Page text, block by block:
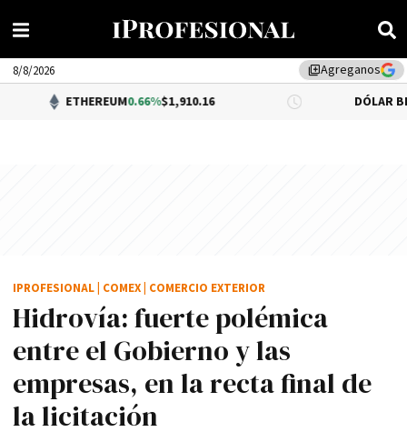
library_addAgreganos
8/8/2026
ETHEREUM 0.66%$1,910.16 DÓLAR BNA0.34%
Hidrovía: fuerte polémica
entre el Gobierno y las
empresas, en la recta final de
la licitación
IPROFESIONAL COMEX COMERCIO EXTERIOR